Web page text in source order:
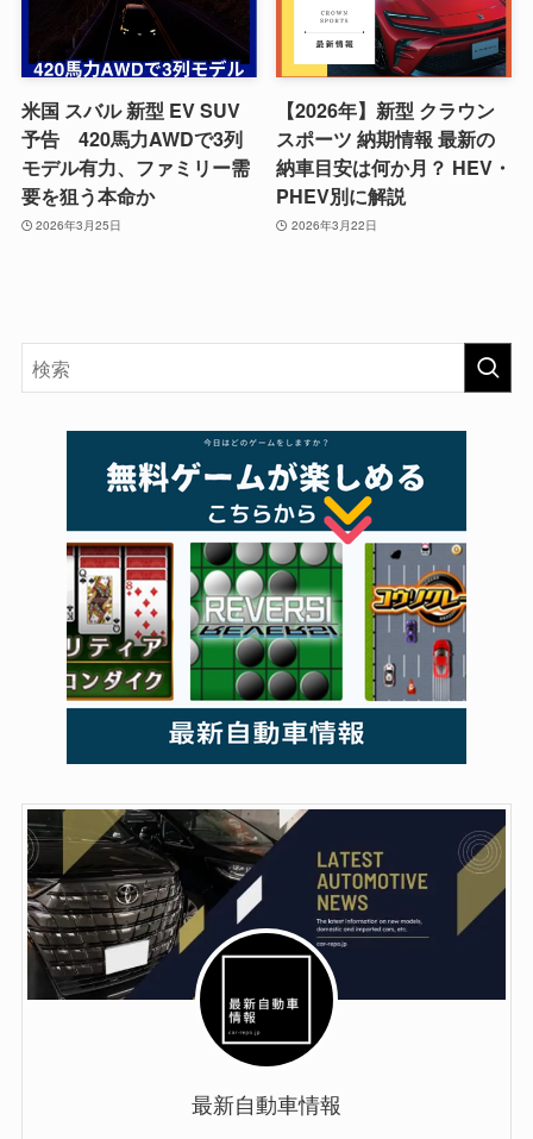
米国 スバル 新型 EV SUV
予告 420馬力AWDで3列
モデル有力、ファミリー需
要を狙う本命か
2026年3月25日
【2026年】新型 クラウン
スポーツ 納期情報 最新の
納車目安は何か月？ HEV・
PHEV別に解説
2026年3月22日
最新自動車情報